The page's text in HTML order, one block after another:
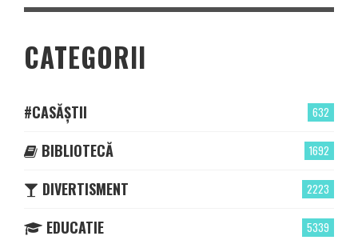
CATEGORII
632
#CASĂȘTII
1692
BIBLIOTECĂ
2223
DIVERTISMENT
5339
EDUCATIE